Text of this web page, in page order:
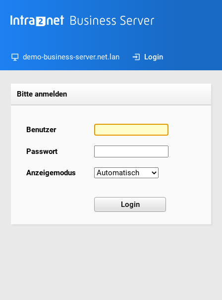
demo-business-server.net.lan Login
Bitte anmelden
Benutzer
Passwort
Anzeigemodus